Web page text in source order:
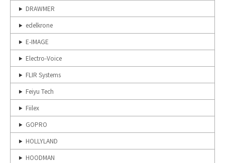
DRAWMER
edelkrone
E-IMAGE
Electro-Voice
FLIR Systems
Feiyu Tech
Fiilex
GOPRO
HOLLYLAND
HOODMAN